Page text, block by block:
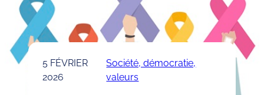
5 FÉVRIER
2026
Société, démocratie,
valeurs